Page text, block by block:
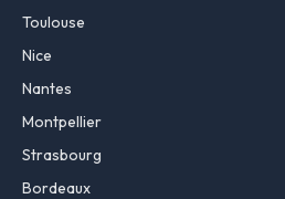
Toulouse
Nice
Nantes
Montpellier
Strasbourg
Bordeaux